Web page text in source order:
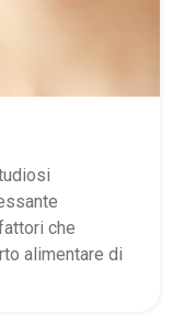
che
alimentare di